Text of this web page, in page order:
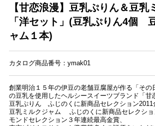
【甘恋浪漫】豆乳ぷりん＆豆乳
「洋セット」(豆乳ぷりん4個
ャム１本)
カタログ商品番号：ymak01
創業明治１５年の伊豆の老舗豆腐屋が作る「その
の豆乳を使用したヘルシースイーツブランド「甘
豆乳ぷりん ふじのくに新商品セレクション2011
豆乳ミルクジャム ふじのくに新商品セレクショ
モンドセレクション３年連続最高金賞、